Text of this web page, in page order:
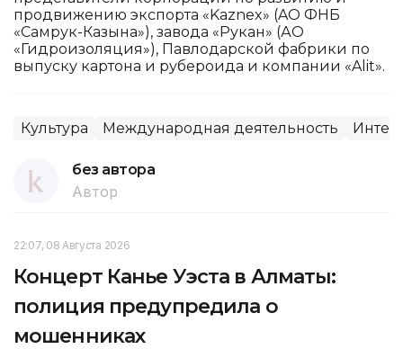
продвижению экспорта «Kaznex» (AO ФНБ
«Самрук-Казына»), завода «Рукан» (АО
«Гидроизоляция»), Павлодарской фабрики по
выпуску картона и рубероида и компании «Alit».
Культура Международная деятельность
без автора
Автор
22:07, 08 Августа 2026
Концерт Канье Уэста в Алматы:
полиция предупредила о
мошенниках